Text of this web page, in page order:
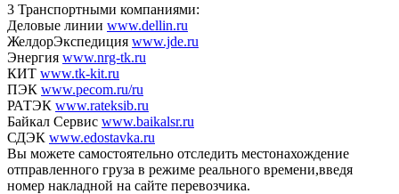
3 Транспортными компаниями:
Деловые линии www.dellin.ru
ЖелдорЭкспедиция www.jde.ru
Энергия www.nrg-tk.ru
КИТ www.tk-kit.ru
ПЭК www.pecom.ru/ru
РАТЭК www.rateksib.ru
Байкал Сервис www.baikalsr.ru
СДЭК www.edostavka.ru
Вы можете самостоятельно отследить местонахождение
отправленного груза в режиме реального времени,введя
номер накладной на сайте перевозчика.